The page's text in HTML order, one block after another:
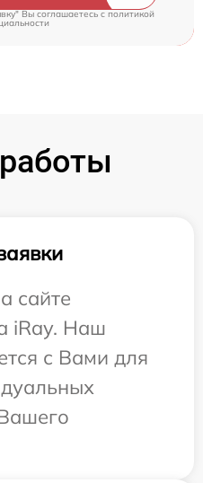
Вы соглашаетесь cполитикой
сайте
iRay. Наш
с Вами для